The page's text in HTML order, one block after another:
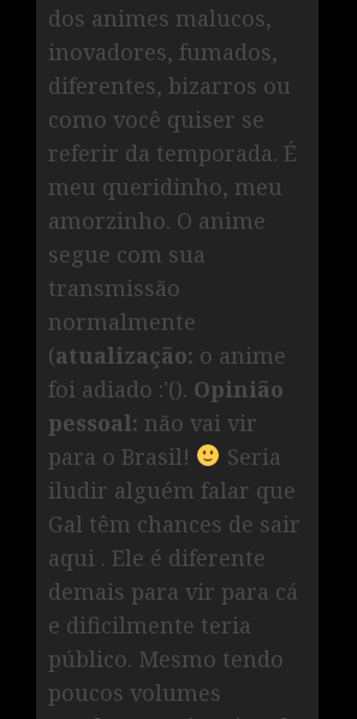
dos animes malucos,
inovadores, fumados,
diferentes, bizarros ou
como você quiser se
referir da temporada. É
meu queridinho, meu
amorzinho. O anime
segue com sua
transmissão
normalmente
(atualização: o anime
foi adiado :'(). Opinião
pessoal: não vai vir
para o Brasil!
Seria
iludir alguém falar que
Gal têm chances de sair
aqui . Ele é diferente
demais para vir para cá
e dificilmente teria
público. Mesmo tendo
poucos volumes